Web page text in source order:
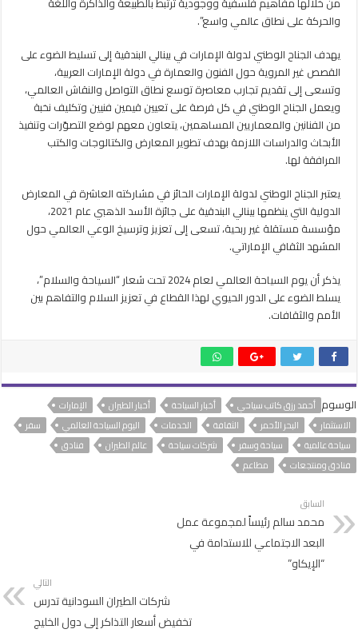
والحركة على نطاق عالمي واسع”.
يهدف الجناح الوطني لدولة الإمارات في بينالي البندقية إلى تسليط الضوء على
القصص غير المروية حول الفنون والعمارة في دولة الإمارات العربية،
وتسعى إلى تقديم تجارب معاصرة توسع نطاق التواصل والنقاش العالمي،
ويعمل الجناح الوطني في كل فرصة على تعيين قيمين فنيين وتكليف نخبة
من الفنانين والمعماريين المساهمين، يتعاون معهم لوضع التصوّرات وتنفيذ
الأبحاث والدراسات اللازمة بهدف تطوير المعارض والكتالوجات والكتب
المرافقة لها.
يعتبر الجناح الوطني لدولة الإمارات الحائز في مشاركته العاشرة في المعارض
الدولية التي ينظمها بينالي البندقية على جائزة الأسد الذهبي عام 2021،
مؤسسة مستقلة غير ربحية، تسعى إلى تعزيز وترسيخ الوعي العالمي حول
المشهد الثقافي الإماراتي.
يذكر أن يوم السياحة العالمي لعام 2024 تحت شعار “السياحة والسلام”،
يسلط الضوء على الدور الحيوي لهذا القطاع في تعزيز السلام والتفاهم بين
الأمم والثقافات.
الوسوم أحمد رزق كاتب سياحي أخبار السياحة أخبار الطيران
الإمارات
الاستثمار
البحر الأحمر الثقافة الخدمات اليوم السياحة العالمي
سفر
سياحة عالمية
سياحة وسفر شركات سياحة عالم الطيران
فنادق
فنادق ومنتجعات
مطاعم
السابق
محمد سالم رئيساً لمجموعة عمل
البعد الاجتماعي للاستدامة في
“الإيكاو”
التالي
شركات الطيران السودانية تدرس
تخفيض أسعار التذاكر إلى دول الخليج